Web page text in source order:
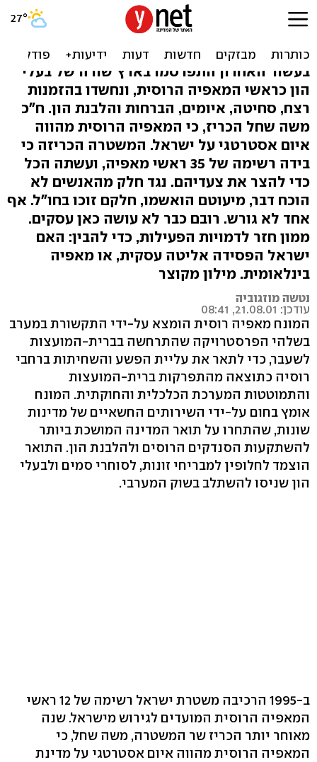
מאפיה רוסית או פראנויה
בעשור האחרון התפרסמו בארץ שורה של בעלי
הון כראשי המאפיה הרוסית, ונחשדו בהזמנות
רצח, סחיטה, איומים, הברחות והלבנת הון. ח"כ
משה שחל הכריז, כי המאפיה הרוסית מהווה
איום אסטרטגי על ישראל. המשטרה הכריזה כי
בידה רשימה של 35 ראשי מאפיה, ועשתה הכל
כדי להצר את צעדיהם. נגד חלק מהאנשים לא
הוכח דבר, מיעוטם הואשמו, חלקם זוכו בחו"ל. אף
אחד לא גורש. רובם כבר לא עושה כאן עסקים.
ממון חזר לדמויות הפעילות, כדי להבין: האם
ישראל הפסידה אליטה עסקית, או מאפיה
בינלאומית. מילון מקוצר
נטשה מוזגוביה
עודכן: 21.08.01, 08:41
המונח מאפיה רוסית הומצא על-ידי התקשורת במערב
בשלהי הפרסטרויקה שהתרחשה בברית-המועצות
לשעבר, כדי לתאר את עליית הפשע והשחיתות ברחבי
רוסיה כתוצאה מהתפרקות ברית-המועצות
והתמוטטות המערכת הכלכלית והחוקתית. המונח
אומץ בחום על-ידי השירותים החשאיים של מדינות
שונות, שהתחרו על תואר המדינה המושכת ביותר
להשתקעות הסנדקים הרוסים ולהלבנת הון. התואר
הוצמד לחלופין למבריחי זונות, לסוחרי סמים ולבעלי
הון שניסו להשתלב בשוק המערבי.
ב-1995 הרכיבה משטרת ישראל רשימה של 12 ראשי
המאפיה הרוסית המועדים לגירוש מישראל. שנה
מאוחר יותר הכריז שר המשטרה, משה שחל, כי
המאפיה הרוסית מהווה איום אסטרטגי על מדינת